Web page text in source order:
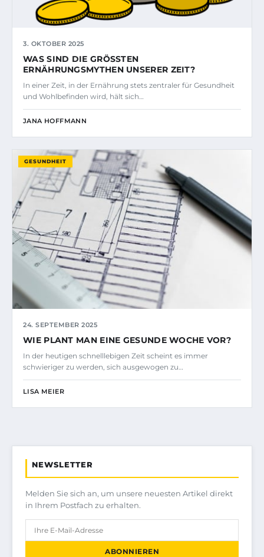
3. OKTOBER 2025
WAS SIND DIE GRÖSSTEN E
RNÄHRUNGSMYTHEN UNSERER ZEIT?
In einer Zeit, in der Ernährung stets zentraler für Gesundheit
und Wohlbefinden wird, hält sich…
JANA HOFFMANN
GESUNDHEIT
24. SEPTEMBER 2025
WIE PLANT MAN EINE GESUNDE WOCHE VOR?
In der heutigen schnelllebigen Zeit scheint es immer
schwieriger zu werden, sich ausgewogen zu…
LISA MEIER
NEWSLETTER
Melden Sie sich an, um unsere neuesten Artikel direkt
in Ihrem Postfach zu erhalten.
ABONNIEREN